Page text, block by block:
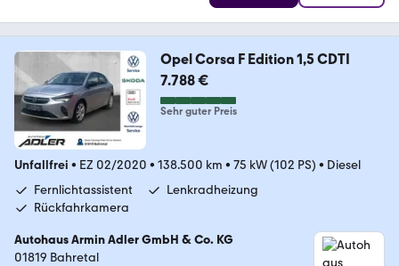
Opel Corsa F Edition 1,5 CDTI
7.788 €
Sehr guter Preis
Unfallfrei • EZ 02/2020 • 138.500 km • 75 kW (102 PS) • Diesel
Fernlichtassistent
Lenkradheizung
Rückfahrkamera
Autohaus Armin Adler GmbH & Co. KG
01819 Bahretal